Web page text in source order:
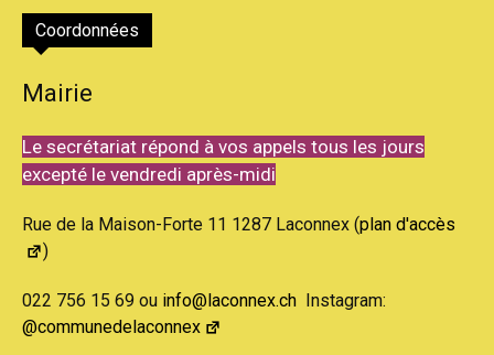
Coordonnées
Mairie
Le secrétariat répond à vos appels tous les jours
excepté le vendredi après-midi
Rue de la Maison-Forte 11 1287 Laconnex (plan d'accès
)
022 756 15 69 ou info@laconnex.ch Instagram:
@communedelaconnex